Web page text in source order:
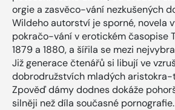
orgie a zasvěco-vání nezkušených
Wildeho autorství je sporné, novela
pokračo-vání v erotickém časopise
1879 a 1880, a šířila se mezi
Již generace čtenářů si libují ve
dobrodružstvích mladých
Zpověď dámy dodnes dokáže
silněji než díla současné pornografie.